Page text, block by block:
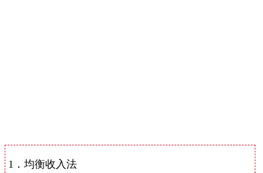
1．均衡收入法